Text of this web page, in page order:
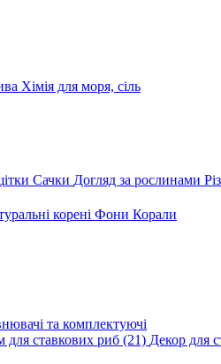
Хімія для моря, сіль
Сачки Догляд за рослинами
корені Фони Корали
та комплектуючі
для ставкових риб (21) Декор для